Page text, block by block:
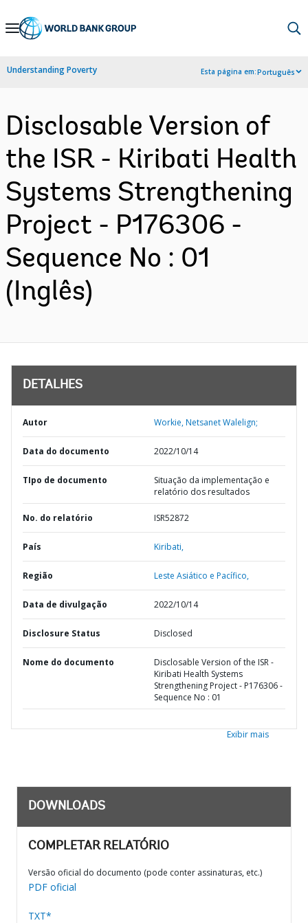
Skip
Navigation
Understanding Poverty Esta página em:Português
Disclosable Version of
the ISR - Kiribati Health
Systems Strengthening
Project - P176306 -
Sequence No : 01
(Inglês)
DETALHES
Autor Workie, Netsanet Walelign;
Data do documento 2022/10/14
TIpo de documento
Situação da implementação e
relatório dos resultados
No. do relatório ISR52872
País Kiribati,
Região Leste Asiático e Pacífico,
Data de divulgação 2022/10/14
Disclosure Status Disclosed
Nome do documento
Disclosable Version of the ISR -
Kiribati Health Systems
Strengthening Project - P176306 -
Sequence No : 01
Exibir mais
DOWNLOADS
COMPLETAR RELATÓRIO
Versão oficial do documento (pode conter assinaturas, etc.)
PDF oficial
TXT*